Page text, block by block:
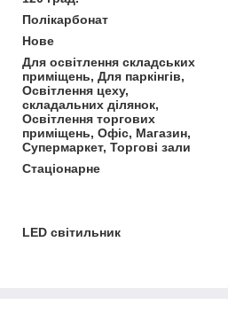
Полікарбонат
Нове
Для освітлення складських
приміщень, Для паркінгів,
Освітлення цеху,
складальних ділянок,
Освітлення торгових
приміщень, Офіс, Магазин,
Супермаркет, Торгові зали
Стаціонарне
LED світильник